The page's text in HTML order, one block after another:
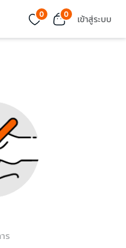
0 0 เข้าสู่ระบบ
ร